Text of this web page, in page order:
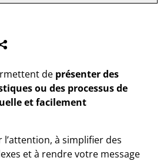
de présenter des
ou des processus de
et facilement
l’attention, à simplifier des
et à rendre votre message